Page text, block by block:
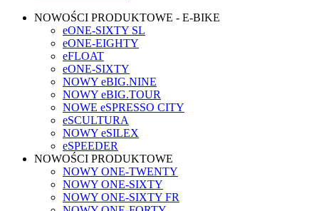
NOWOŚCI PRODUKTOWE - E-BIKE
eONE-SIXTY SL
eONE-EIGHTY
eFLOAT
eONE-SIXTY
NOWY eBIG.NINE
NOWY eBIG.TOUR
NOWE eSPRESSO CITY
eSCULTURA
NOWY eSILEX
eSPEEDER
NOWOŚCI PRODUKTOWE
NOWY ONE-TWENTY
NOWY ONE-SIXTY
NOWY ONE-SIXTY FR